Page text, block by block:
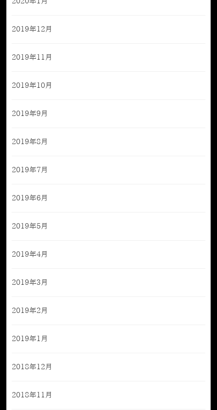
2019年12月
2019年11月
2019年10月
2019年9月
2019年8月
2019年7月
2019年6月
2019年5月
2019年4月
2019年3月
2019年2月
2019年1月
2018年12月
2018年11月